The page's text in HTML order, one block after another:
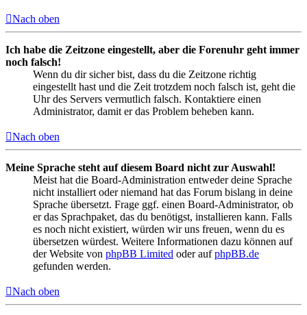
Nach oben
Ich habe die Zeitzone eingestellt, aber die Forenuhr geht immer
noch falsch!
Wenn du dir sicher bist, dass du die Zeitzone richtig
eingestellt hast und die Zeit trotzdem noch falsch ist, geht die
Uhr des Servers vermutlich falsch. Kontaktiere einen
Administrator, damit er das Problem beheben kann.
Nach oben
Meine Sprache steht auf diesem Board nicht zur Auswahl!
Meist hat die Board-Administration entweder deine Sprache
nicht installiert oder niemand hat das Forum bislang in deine
Sprache übersetzt. Frage ggf. einen Board-Administrator, ob
er das Sprachpaket, das du benötigst, installieren kann. Falls
es noch nicht existiert, würden wir uns freuen, wenn du es
übersetzen würdest. Weitere Informationen dazu können auf
der Website von phpBB Limited oder aufphpBB.de
gefunden werden.
Nach oben